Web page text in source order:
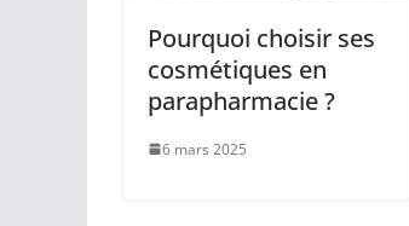
Pourquoi choisir ses
cosmétiques en
parapharmacie ?
6 mars 2025